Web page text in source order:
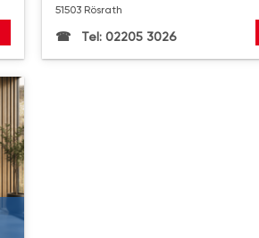
51503 Rösrath
Tel: 02205 3026